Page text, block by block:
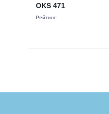
OKS 471
Рейтинг: